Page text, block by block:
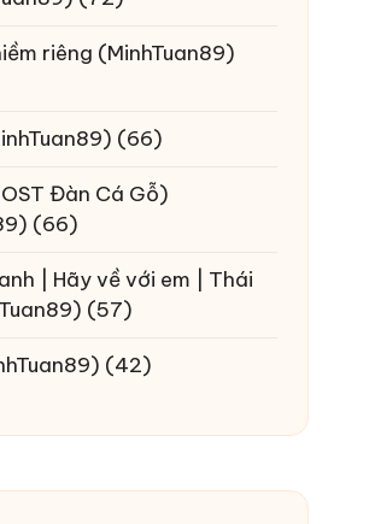
riêng (MinhTuan89)
(66)
Đàn Cá Gỗ)
(66)
| Hãy về với em | Thái
(57)
(42)